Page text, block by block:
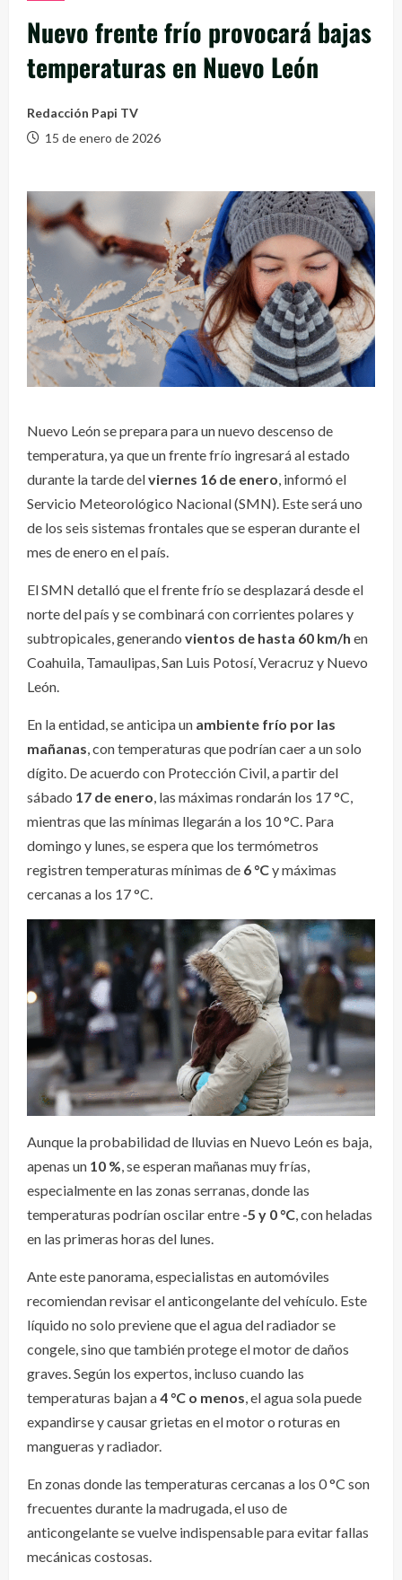
Nuevo frente frío provocará bajas
temperaturas en Nuevo León
Redacción Papi TV
15 de enero de 2026
Nuevo León se prepara para un nuevo descenso de
temperatura, ya que un frente frío ingresará al estado
durante la tarde delviernes 16 de enero, informó el
Servicio Meteorológico Nacional (SMN). Este será uno
de los seis sistemas frontales que se esperan durante el
mes de enero en el país.
El SMN detalló que el frente frío se desplazará desde el
norte del país y se combinará con corrientes polares y
subtropicales, generando vientos de hasta 60 km/h en
Coahuila, Tamaulipas, San Luis Potosí, Veracruz y Nuevo
León.
En la entidad, se anticipa un ambiente frío por las
mañanas, con temperaturas que podrían caer a un solo
dígito. De acuerdo con Protección Civil, a partir del
sábado 17 de enero, las máximas rondarán los 17 °C,
mientras que las mínimas llegarán a los 10 °C. Para
domingo y lunes, se espera que los termómetros
registren temperaturas mínimas de 6 °Cy máximas
cercanas a los 17 °C.
Aunque la probabilidad de lluvias en Nuevo León es baja,
apenas un 10 % , se esperan mañanas muy frías,
especialmente en las zonas serranas, donde las
temperaturas podrían oscilar entre -5 y 0 °C , con heladas
en las primeras horas del lunes.
Ante este panorama, especialistas en automóviles
recomiendan revisar el anticongelante del vehículo. Este
líquido no solo previene que el agua del radiador se
congele, sino que también protege el motor de daños
graves. Según los expertos, incluso cuando las
temperaturas bajan a4 °C o menos , el agua sola puede
expandirse y causar grietas en el motor o roturas en
mangueras y radiador.
En zonas donde las temperaturas cercanas a los 0 °C son
frecuentes durante la madrugada, el uso de
anticongelante se vuelve indispensable para evitar fallas
mecánicas costosas.